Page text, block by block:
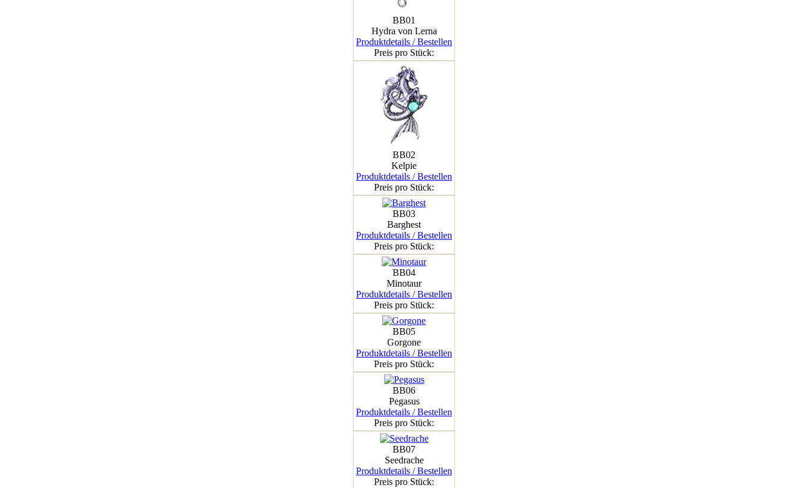
BB01
Hydra von Lerna
Produktdetails / Bestellen
Preis pro Stück:
BB02
Kelpie
Produktdetails / Bestellen
Preis pro Stück:
BB03
Barghest
Produktdetails / Bestellen
Preis pro Stück:
BB04
Minotaur
Produktdetails / Bestellen
Preis pro Stück:
BB05
Gorgone
Produktdetails / Bestellen
Preis pro Stück:
BB06
Pegasus
Produktdetails / Bestellen
Preis pro Stück:
BB07
Seedrache
Produktdetails / Bestellen
Preis pro Stück: